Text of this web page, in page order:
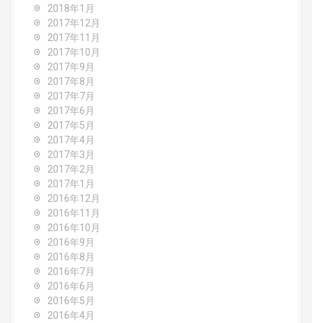
2018年1月
2017年12月
2017年11月
2017年10月
2017年9月
2017年8月
2017年7月
2017年6月
2017年5月
2017年4月
2017年3月
2017年2月
2017年1月
2016年12月
2016年11月
2016年10月
2016年9月
2016年8月
2016年7月
2016年6月
2016年5月
2016年4月